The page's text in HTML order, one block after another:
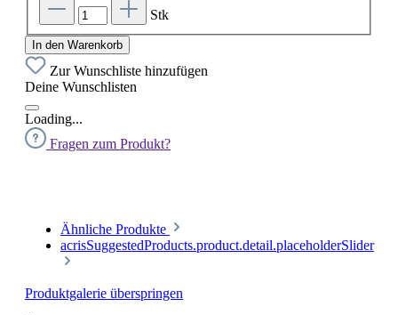
Stk
In den Warenkorb
Zur Wunschliste hinzufügen
Deine Wunschlisten
Loading...
Fragen zum Produkt?
Ähnliche Produkte
acrisSuggestedProducts.product.detail.placeholderSlider
Produktgalerie überspringen